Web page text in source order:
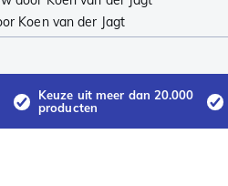
Koen van der Jagt
Keuze uit meer dan 20.000
producten